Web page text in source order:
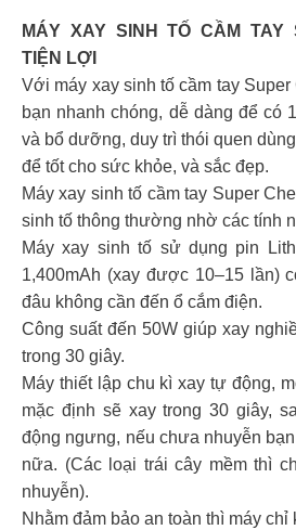
MÁY XAY SINH TỐ CẦM TAY
TIỆN LỢI
Với máy xay sinh tố cầm tay
bạn nhanh chóng, dễ dàng để có
và bổ dưỡng, duy trì thói quen
để tốt cho sức khỏe, và sắc đẹp.
Máy xay sinh tố cầm tay Super
sinh tố thông thường nhờ các tính
Máy xay sinh tố sử dụng pin
1,400mAh (xay được 10–15 lần)
đâu không cần đến ổ cắm điện.
Công suất đến 50W giúp xay
trong 30 giây.
Máy thiết lập chu kì xay tự động,
mặc định sẽ xay trong 30 giây,
động ngưng, nếu chưa nhuyễn
nữa. (Các loại trái cây mềm thì
nhuyễn).
Nhằm đảm bảo an toàn thì máy